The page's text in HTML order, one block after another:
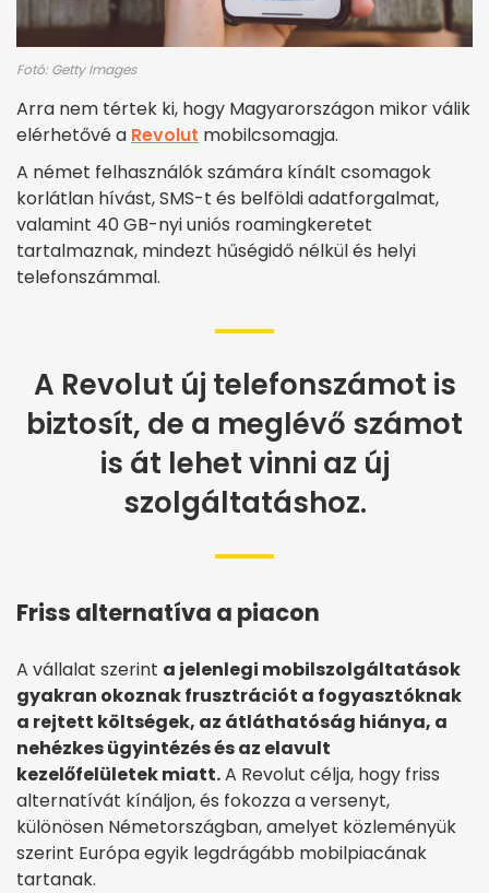
Fotó: Getty Images
Arra nem tértek ki, hogy Magyarországon mikor válik
elérhetővé a Revolut mobilcsomagja.
A német felhasználók számára kínált csomagok
korlátlan hívást, SMS-t és belföldi adatforgalmat,
valamint 40 GB-nyi uniós roamingkeretet
tartalmaznak, mindezt hűségidő nélkül és helyi
telefonszámmal.
A Revolut új telefonszámot is
biztosít, de a meglévő számot
is át lehet vinni az új
szolgáltatáshoz.
Friss alternatíva a piacon
A vállalat szerint a jelenlegi mobilszolgáltatások
gyakran okoznak frusztrációt a fogyasztóknak
a rejtett költségek, az átláthatóság hiánya, a
nehézkes ügyintézés és az elavult
kezelőfelületek miatt.A Revolut célja, hogy friss
alternatívát kínáljon, és fokozza a versenyt,
különösen Németországban, amelyet közleményük
szerint Európa egyik legdrágább mobilpiacának
tartanak.